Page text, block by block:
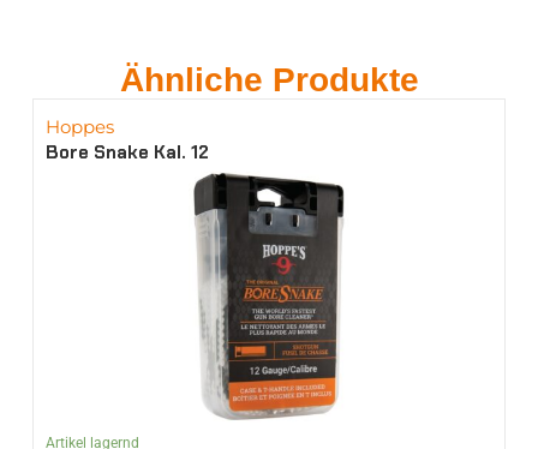
Ähnliche Produkte
Hoppes
Bore Snake Kal. 12
Artikel lagernd